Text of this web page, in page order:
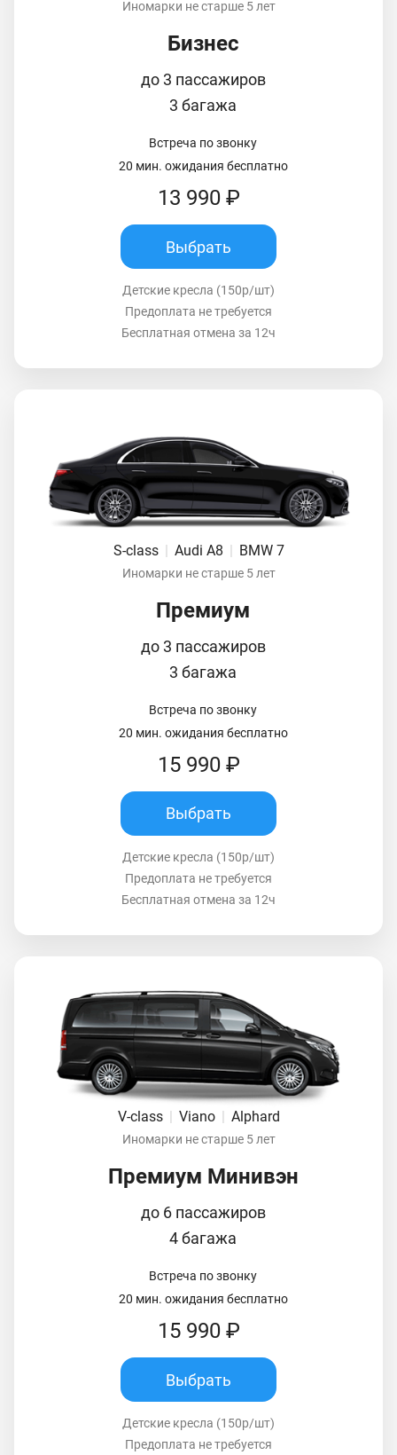
Иномарки не старше 5 лет
Бизнес
до 3 пассажиров
3 багажа
Встреча по звонку
20 мин. ожидания бесплатно
13 990 ₽
Выбрать
Детские кресла (150р/шт)
Предоплата не требуется
Бесплатная отмена за 12ч
S-class | Audi A8 | BMW 7
Иномарки не старше 5 лет
Премиум
до 3 пассажиров
3 багажа
Встреча по звонку
20 мин. ожидания бесплатно
15 990 ₽
Выбрать
Детские кресла (150р/шт)
Предоплата не требуется
Бесплатная отмена за 12ч
V-class Viano Alphard
Иномарки не старше 5 лет
Премиум Минивэн
до 6 пассажиров
4 багажа
Встреча по звонку
20 мин. ожидания бесплатно
15 990 ₽
Выбрать
Детские кресла (150р/шт)
Предоплата не требуется